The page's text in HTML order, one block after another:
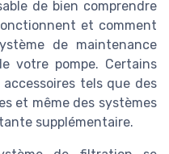
de bien comprendre
et comment
de maintenance
votre pompe. Certains
tels que des
et même des systèmes
supplémentaire.